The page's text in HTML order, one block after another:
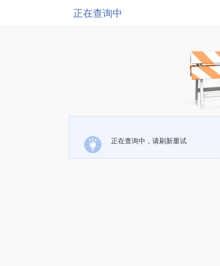
正在查询中
正在查询中，请刷新重试